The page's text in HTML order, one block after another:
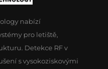
nabízí
pro letiště,
Detekce RF v
s vysokoziskovými